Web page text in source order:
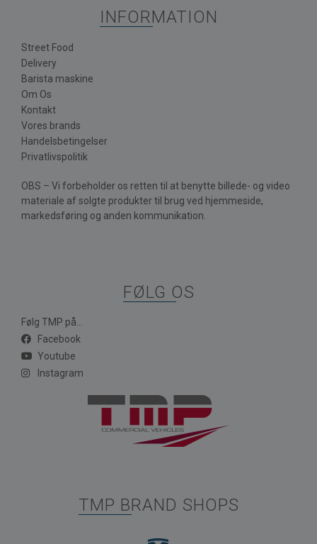
INFORMATION
Street Food
Delivery
Barista maskine
Om Os
Kontakt
Vores brands
Handelsbetingelser
Privatlivspolitik
OBS – Vi forbeholder os retten til at benytte billede- og video
materiale af solgte produkter til brug ved hjemmeside,
markedsføring og anden kommunikation.
FØLG OS
Følg TMP på...
Facebook
Youtube
Instagram
TMP BRAND SHOPS